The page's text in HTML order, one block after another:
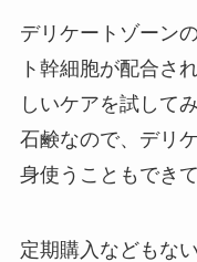
デリケートゾーン
ト幹細胞が配合さ
しいケアを試して
石鹸なので、デリ
身使うこともでき
定期購入などもな